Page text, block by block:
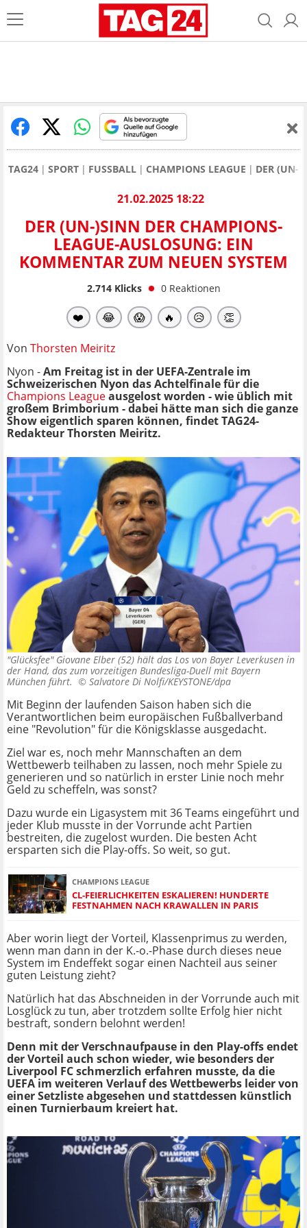
TAG24 SPORT FUSSBALL CHAMPIONS LEAGUE DER (UN-
21.02.2025 18:22
DER (UN-)SINN DER CHAMPIONS-
LEAGUE-AUSLOSUNG: EIN
KOMMENTAR ZUM NEUEN SYSTEM
2.714Klicks 0 Reaktionen
❤️ 😂 😱 🔥 😥 👏
Von Thorsten Meiritz
Nyon -Am Freitag ist in der UEFA-Zentrale im
Schweizerischen Nyon das Achtelfinale für die
Champions Leagueausgelost worden - wie üblich mit
großem Brimborium - dabei hätte man sich die ganze
Show eigentlich sparen können, findet TAG24-
Redakteur Thorsten Meiritz.
"Glücksfee" Giovane Elber (52) hält das Los von Bayer Leverkusen in
der Hand, das zum vorzeitigen Bundesliga-Duell mit Bayern
München führt. © Salvatore Di Nolfi/KEYSTONE/dpa
Mit Beginn der laufenden Saison haben sich die
Verantwortlichen beim europäischen Fußballverband
eine "Revolution" für die Königsklasse ausgedacht.
Ziel war es, noch mehr Mannschaften an dem
Wettbewerb teilhaben zu lassen, noch mehr Spiele zu
generieren und so natürlich in erster Linie noch mehr
Geld zu scheffeln, was sonst?
Dazu wurde ein Ligasystem mit 36 Teams eingeführt und
jeder Klub musste in der Vorrunde acht Partien
bestreiten, die zugelost wurden. Die besten Acht
ersparten sich die Play-offs. So weit, so gut.
CHAMPIONS LEAGUE
CL-FEIERLICHKEITEN ESKALIEREN! HUNDERTE
FESTNAHMEN NACH KRAWALLEN IN PARIS
Aber worin liegt der Vorteil, Klassenprimus zu werden,
wenn man dann in der K.-o.-Phase durch dieses neue
System im Endeffekt sogar einen Nachteil aus seiner
guten Leistung zieht?
Natürlich hat das Abschneiden in der Vorrunde auch mit
Losglück zu tun, aber trotzdem sollte Erfolg hier nicht
bestraft, sondern belohnt werden!
Denn mit der Verschnaufpause in den Play-offs endet
der Vorteil auch schon wieder, wie besonders der
Liverpool FC schmerzlich erfahren musste, da die
UEFA im weiteren Verlauf des Wettbewerbs leider von
einer Setzliste abgesehen und stattdessen künstlich
einen Turnierbaum kreiert hat.